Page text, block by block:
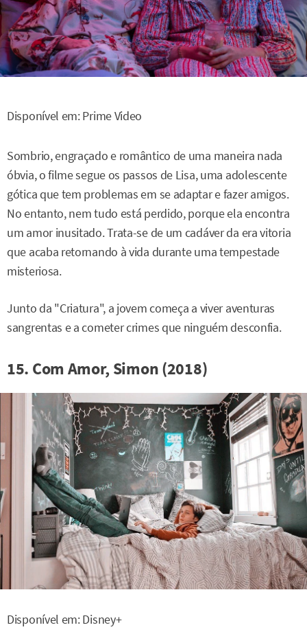
Disponível em: Prime Video
Sombrio, engraçado e romântico de uma maneira nada
óbvia, o filme segue os passos de Lisa, uma adolescente
gótica que tem problemas em se adaptar e fazer amigos.
No entanto, nem tudo está perdido, porque ela encontra
um amor inusitado. Trata-se de um cadáver da era vitoria
que acaba retornando à vida durante uma tempestade
misteriosa.
Junto da "Criatura", a jovem começa a viver aventuras
sangrentas e a cometer crimes que ninguém desconfia.
15. Com Amor, Simon (2018)
Disponível em: Disney+